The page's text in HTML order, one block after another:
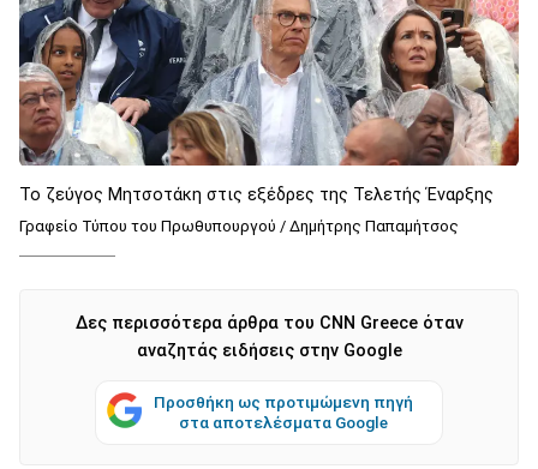
Το ζεύγος Μητσοτάκη στις εξέδρες της Τελετής Έναρξης
Γραφείο Τύπου του Πρωθυπουργού / Δημήτρης Παπαμήτσος
Δες περισσότερα άρθρα του CNN Greece όταν
αναζητάς ειδήσεις στην Google
Προσθήκη ως προτιμώμενη πηγή
στα αποτελέσματα Google